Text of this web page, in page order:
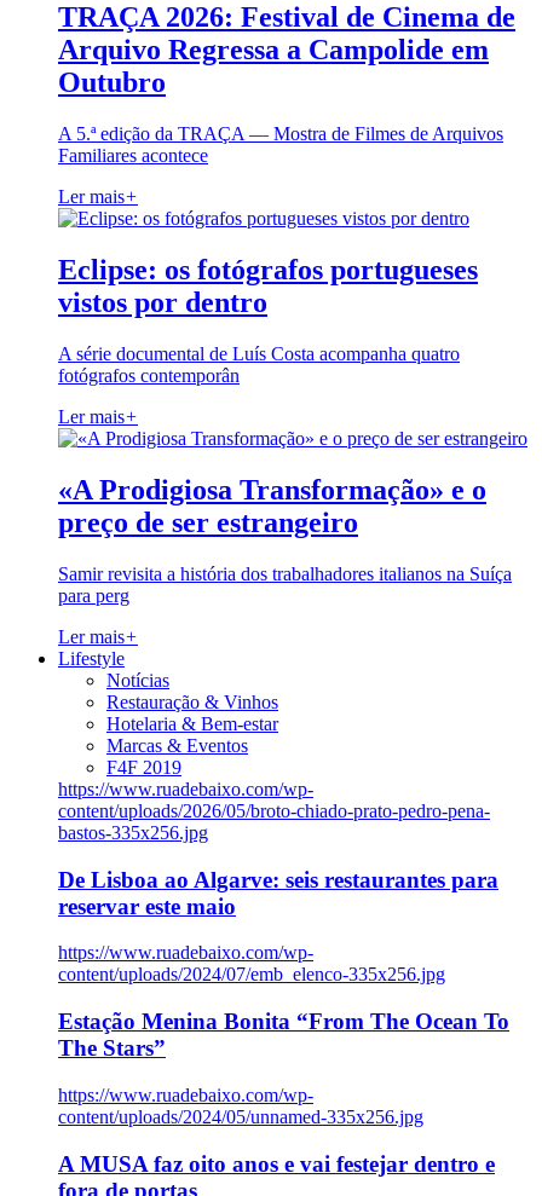
TRAÇA 2026: Festival de Cinema de
Arquivo Regressa a Campolide em
Outubro
A 5.ª edição da TRAÇA — Mostra de Filmes de Arquivos
Familiares acontece
Ler mais+
Eclipse: os fotógrafos portugueses
vistos por dentro
A série documental de Luís Costa acompanha quatro
fotógrafos contemporân
Ler mais+
«A Prodigiosa Transformação» e o
preço de ser estrangeiro
Samir revisita a história dos trabalhadores italianos na Suíça
para perg
Ler mais+
Lifestyle
Notícias
Restauração & Vinhos
Hotelaria & Bem-estar
Marcas & Eventos
F4F 2019
https://www.ruadebaixo.com/wp-
content/uploads/2026/05/broto-chiado-prato-pedro-pena-
bastos-335x256.jpg
De Lisboa ao Algarve: seis restaurantes para
reservar este maio
https://www.ruadebaixo.com/wp-
content/uploads/2024/07/emb_elenco-335x256.jpg
Estação Menina Bonita “From The Ocean To
The Stars”
https://www.ruadebaixo.com/wp-
content/uploads/2024/05/unnamed-335x256.jpg
A MUSA faz oito anos e vai festejar dentro e
fora de portas